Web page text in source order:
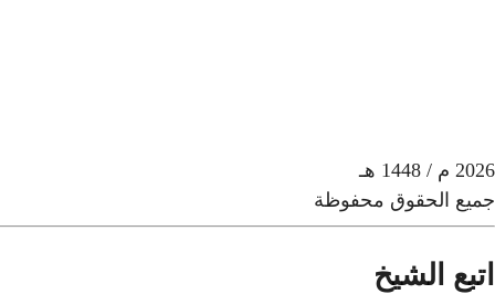
2026 م / 1448 هـ
جميع الحقوق محفوظة
اتبع الشيخ